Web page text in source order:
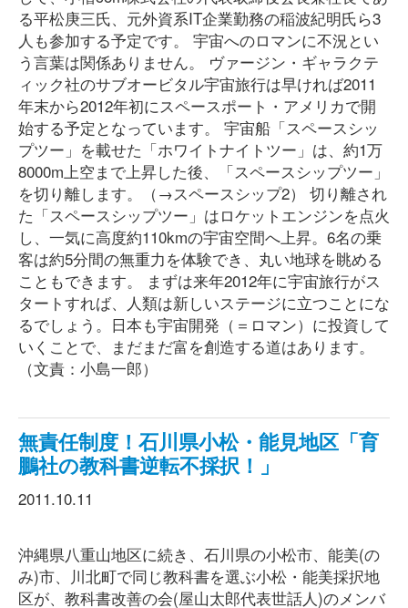
る平松庚三氏、元外資系IT企業勤務の稲波紀明氏ら3
人も参加する予定です。 宇宙へのロマンに不況とい
う言葉は関係ありません。 ヴァージン・ギャラクテ
ィック社のサブオービタル宇宙旅行は早ければ2011
年末から2012年初にスペースポート・アメリカで開
始する予定となっています。 宇宙船「スペースシッ
プツー」を載せた「ホワイトナイトツー」は、約1万
8000m上空まで上昇した後、「スペースシップツー」
を切り離します。（→スペースシップ2） 切り離され
た「スペースシップツー」はロケットエンジンを点火
し、一気に高度約110kmの宇宙空間へ上昇。6名の乗
客は約5分間の無重力を体験でき、丸い地球を眺める
こともできます。 まずは来年2012年に宇宙旅行がス
タートすれば、人類は新しいステージに立つことにな
るでしょう。日本も宇宙開発（＝ロマン）に投資して
いくことで、まだまだ富を創造する道はあります。
（文責：小島一郎）
無責任制度！石川県小松・能見地区「育
鵬社の教科書逆転不採択！」
2011.10.11
沖縄県八重山地区に続き、石川県の小松市、能美(の
み)市、川北町で同じ教科書を選ぶ小松・能美採択地
区が、教科書改善の会(屋山太郎代表世話人)のメンバ